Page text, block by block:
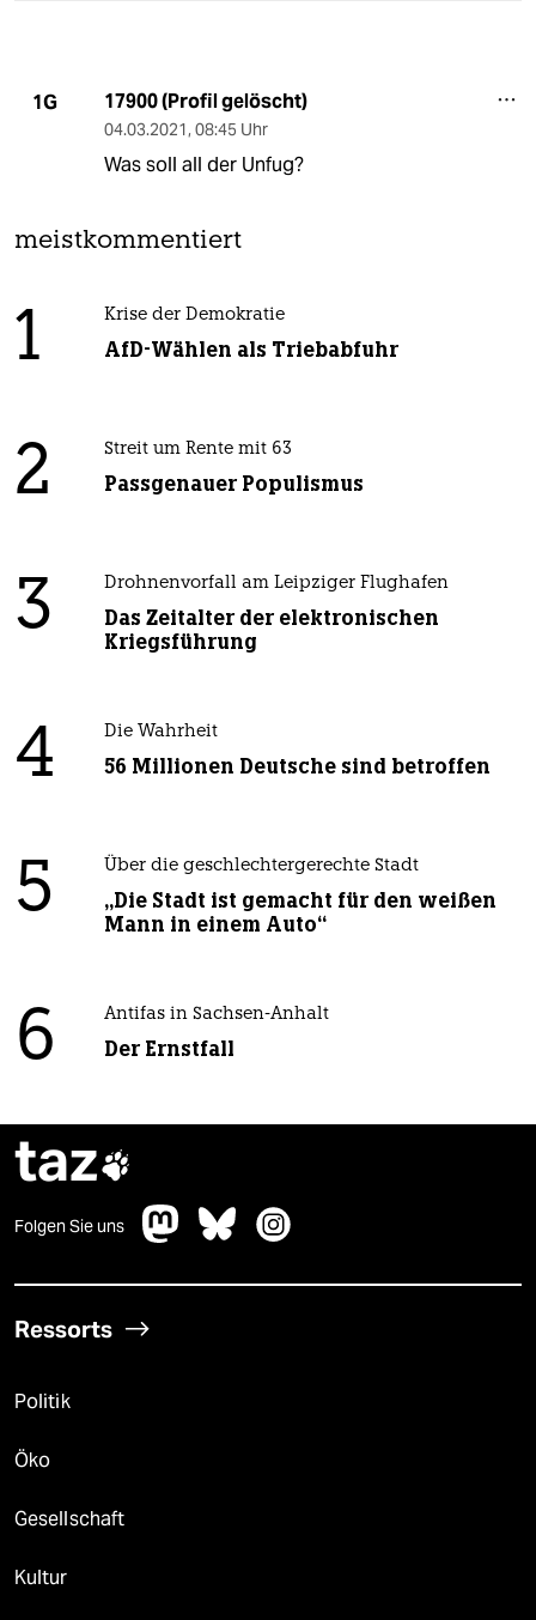
1G 17900 (Profil gelöscht)
04.03.2021, 08:45 Uhr
Was soll all der Unfug?
meistkommentiert
1 Krise der Demokratie
AfD-Wählen als Triebabfuhr
2 Streit um Rente mit 63
Passgenauer Populismus
3 Drohnenvorfall am Leipziger Flughafen
Das Zeitalter der elektronischen
Kriegsführung
4 Die Wahrheit
56 Millionen Deutsche sind betroffen
5 Über die geschlechtergerechte Stadt
„Die Stadt ist gemacht für den weißen
Mann in einem Auto“
6 Antifas in Sachsen-Anhalt
Der Ernstfall
taz
Folgen Sie uns
Ressorts
Politik
Öko
Gesellschaft
Kultur